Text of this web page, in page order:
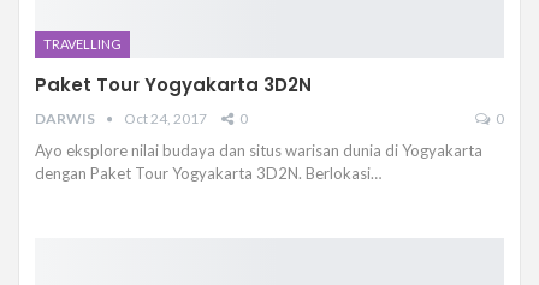
TRAVELLING
Paket Tour Yogyakarta 3D2N
DARWIS Oct 24, 2017 0 0
Ayo eksplore nilai budaya dan situs warisan dunia di Yogyakarta
dengan Paket Tour Yogyakarta 3D2N. Berlokasi…